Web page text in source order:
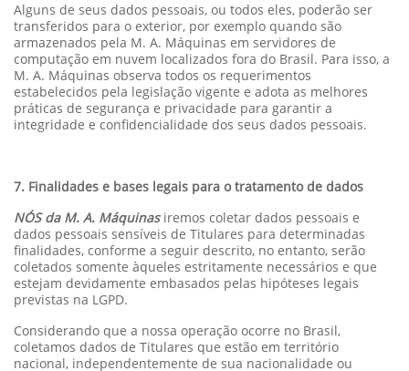
Alguns de seus dados pessoais, ou todos eles, poderão ser
transferidos para o exterior, por exemplo quando são
armazenados pela M. A. Máquinas em servidores de
computação em nuvem localizados fora do Brasil. Para isso, a
M. A. Máquinas observa todos os requerimentos
estabelecidos pela legislação vigente e adota as melhores
práticas de segurança e privacidade para garantir a
integridade e confidencialidade dos seus dados pessoais.
7. Finalidades e bases legais para o tratamento de dados
NÓS da M. A. Máquinas iremos coletar dados pessoais e
dados pessoais sensíveis de Titulares para determinadas
finalidades, conforme a seguir descrito, no entanto, serão
coletados somente àqueles estritamente necessários e que
estejam devidamente embasados pelas hipóteses legais
previstas na LGPD.
Considerando que a nossa operação ocorre no Brasil,
coletamos dados de Titulares que estão em território
nacional, independentemente de sua nacionalidade ou